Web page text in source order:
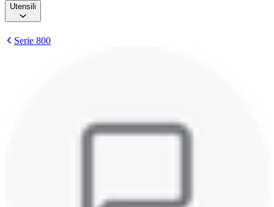
Utensili
Serie 800